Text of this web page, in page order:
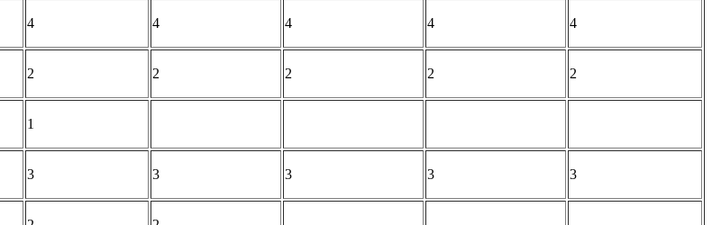
4 4 4 4 4
2 2 2 2 2
1
3 3 3 3 3